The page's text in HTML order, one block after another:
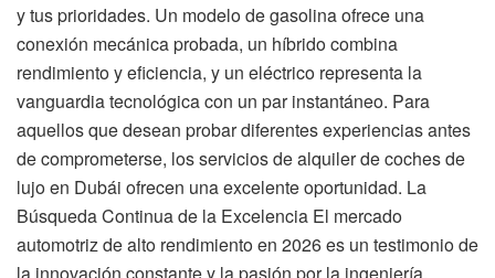
y tus prioridades. Un modelo de gasolina ofrece una
conexión mecánica probada, un híbrido combina
rendimiento y eficiencia, y un eléctrico representa la
vanguardia tecnológica con un par instantáneo. Para
aquellos que desean probar diferentes experiencias antes
de comprometerse, los servicios de alquiler de coches de
lujo en Dubái ofrecen una excelente oportunidad. La
Búsqueda Continua de la Excelencia El mercado
automotriz de alto rendimiento en 2026 es un testimonio de
la innovación constante y la pasión por la ingeniería.